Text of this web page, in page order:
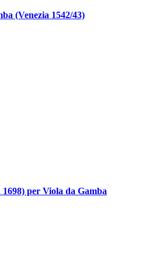
(Venezia 1542/43)
per Viola da Gamba